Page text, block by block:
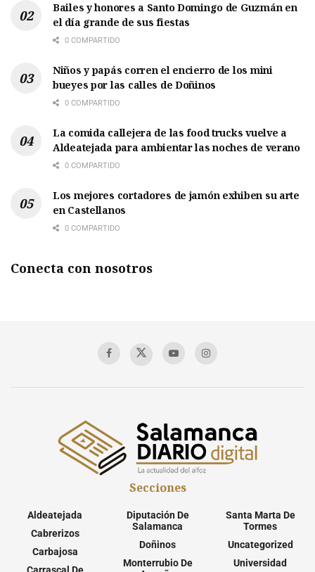
Bailes y honores a Santo Domingo de Guzmán en
el día grande de sus fiestas
0 COMPARTIDO
Niños y papás corren el encierro de los mini
bueyes por las calles de Doñinos
0 COMPARTIDO
La comida callejera de las food trucks vuelve a
Aldeatejada para ambientar las noches de verano
0 COMPARTIDO
Los mejores cortadores de jamón exhiben su arte
en Castellanos
0 COMPARTIDO
Conecta con nosotros
Secciones
Aldeatejada
Cabrerizos
Carbajosa
Carrascal De
Diputación De
Salamanca
Doñinos
Monterrubio De
Santa Marta De
Tormes
Uncategorized
Universidad